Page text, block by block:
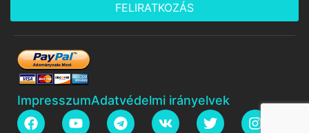
FELIRATKOZÁS
ImpresszumAdatvédelmi irányelvek